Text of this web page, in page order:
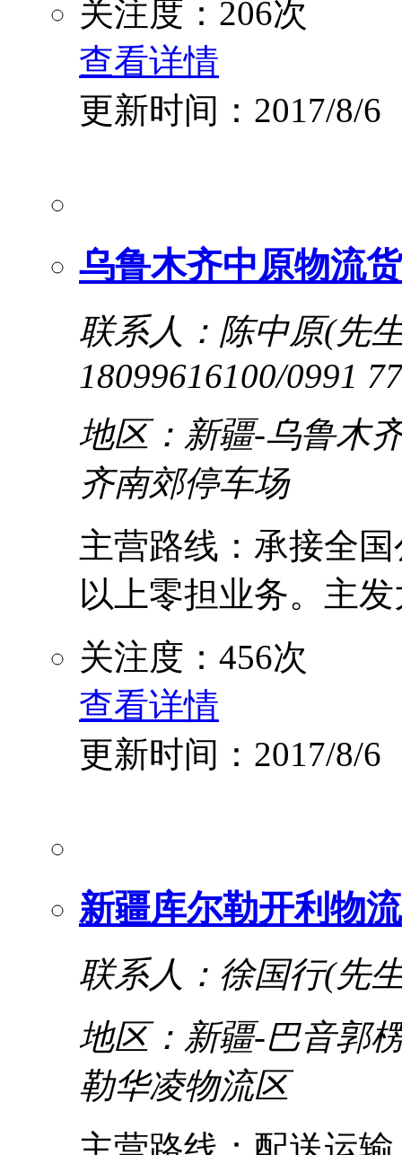
关注度：206次
查看详情
更新时间：2017/8/6
乌鲁木齐中原物流
联系人：陈中原(先
18099616100/0991
地区：新疆-乌鲁木
齐南郊停车场
主营路线：承接全
以上零担业务。主
关注度：456次
查看详情
更新时间：2017/8/6
新疆库尔勒开利物流
联系人：徐国行(先
地区：新疆-巴音郭
勒华凌物流区